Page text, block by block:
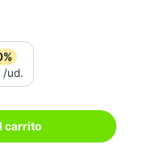
/ud.
carrito